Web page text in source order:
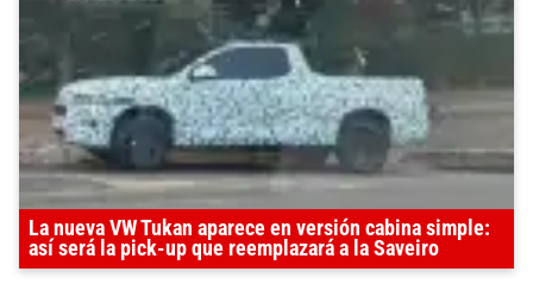
La nueva VW Tukan aparece en versión cabina simple:
así será la pick-up que reemplazará a la Saveiro